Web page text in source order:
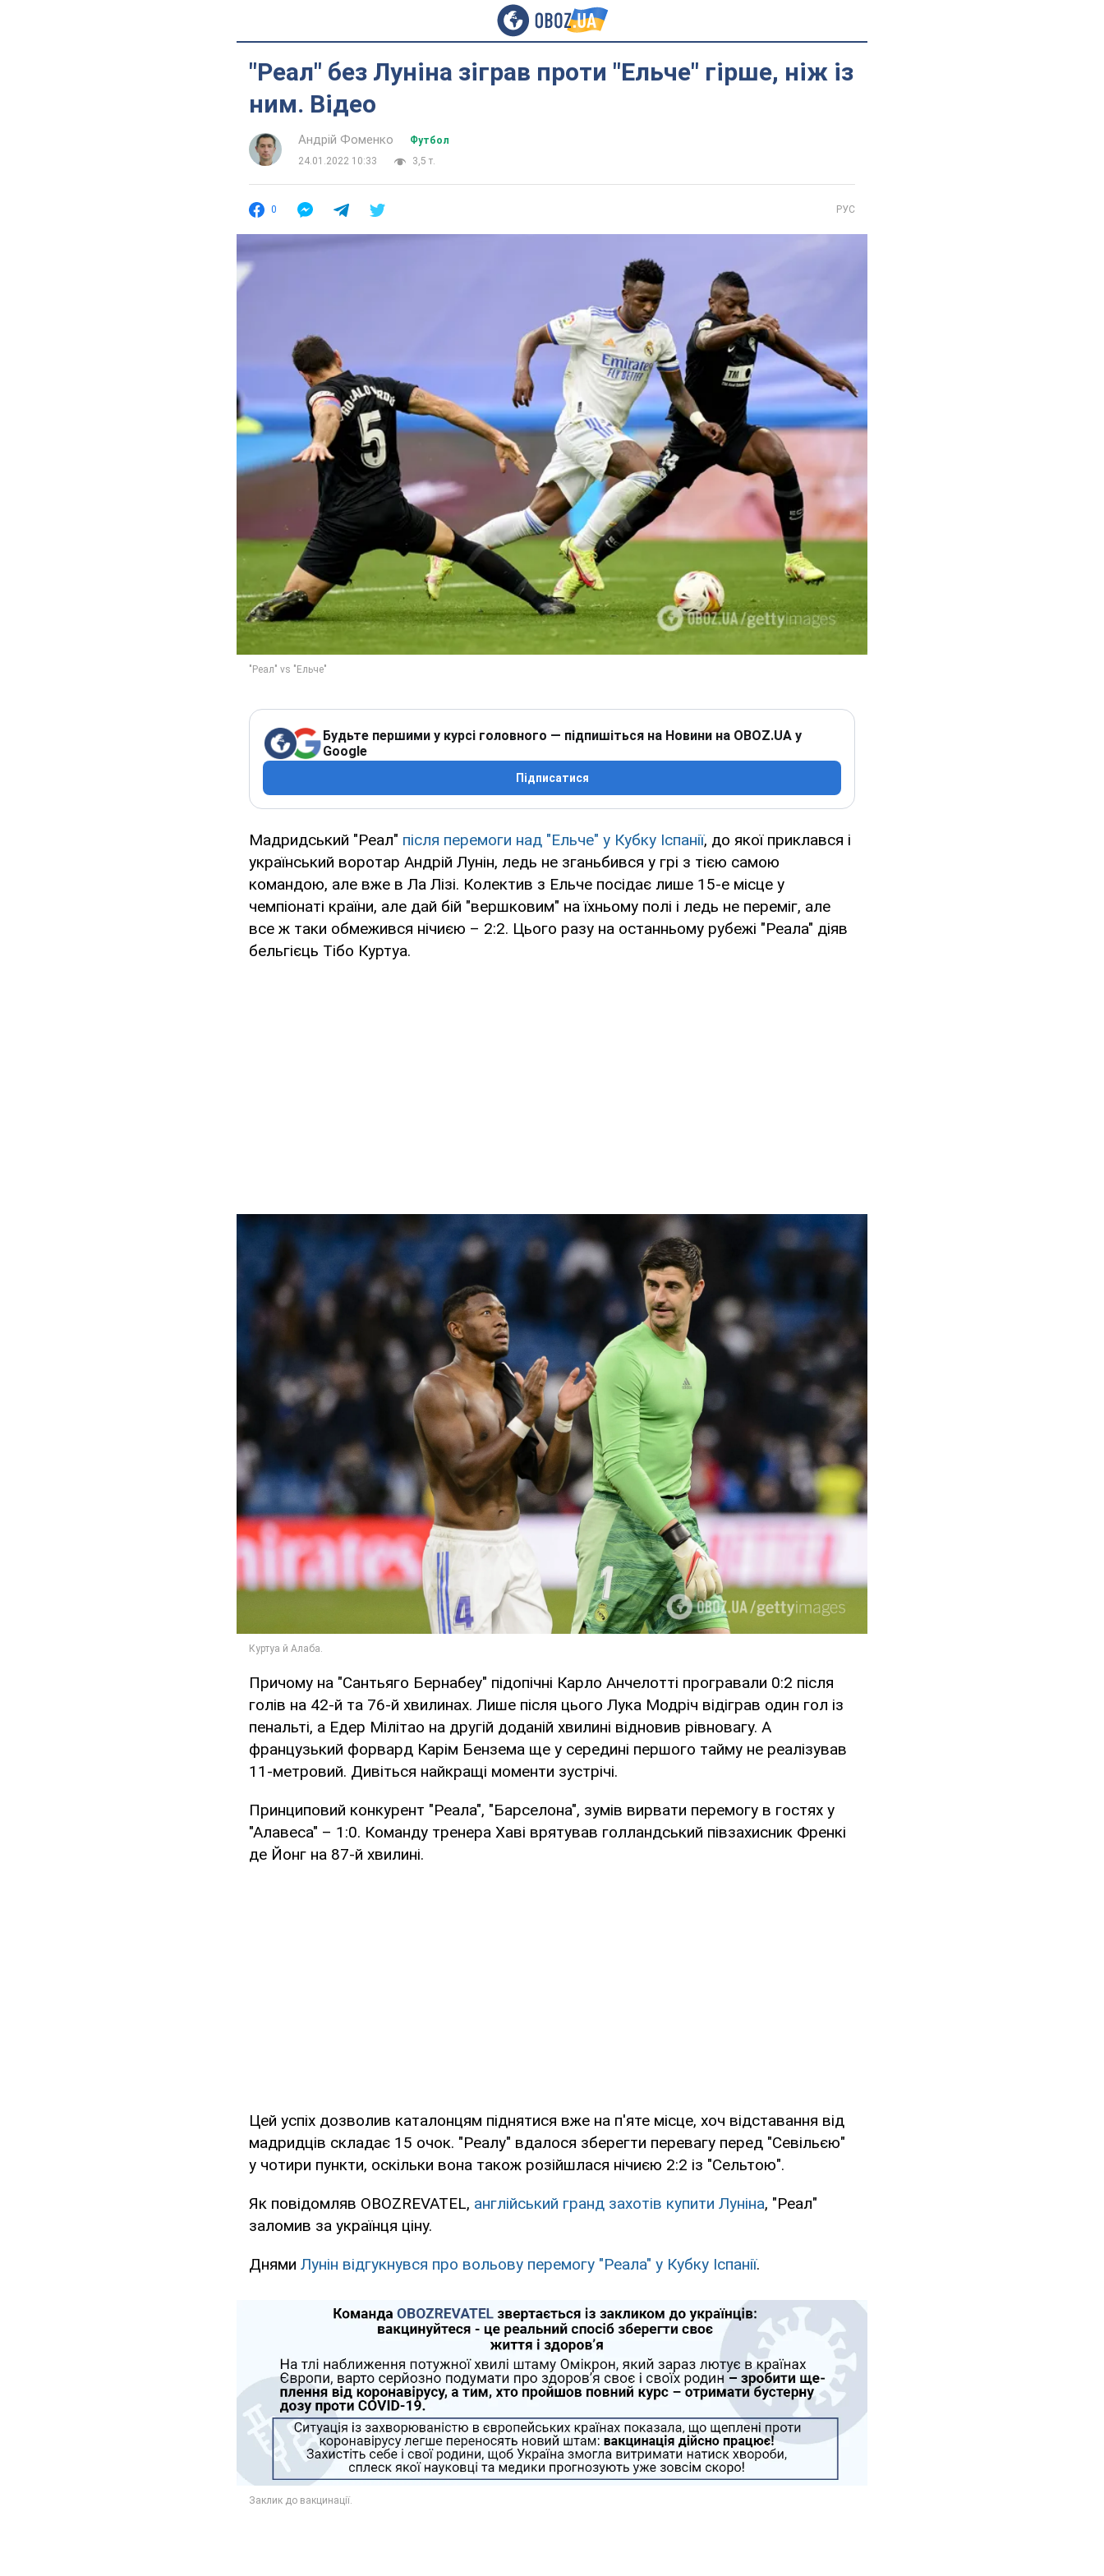
"Реал" без Луніна зіграв проти "Ельче" гірше, ніж із
ним. Відео
Андрій Фоменко
Футбол
24.01.2022 10:33
3,5 т.
0 РУС
Будьте першими у курсі головного — підпишіться на Новини на OBOZ.UA у
Google
Підписатися
Мадридський "Реал" після перемоги над "Ельче" у Кубку Іспанії, до якої приклався і
український воротар Андрій Лунін, ледь не зганьбився у грі з тією самою
командою, але вже в Ла Лізі. Колектив з Ельче посідає лише 15-е місце у
чемпіонаті країни, але дай бій "вершковим" на їхньому полі і ледь не переміг, але
все ж таки обмежився нічиєю – 2:2. Цього разу на останньому рубежі "Реала" діяв
бельгієць Тібо Куртуа.
Причому на "Сантьяго Бернабеу" підопічні Карло Анчелотті програвали 0:2 після
голів на 42-й та 76-й хвилинах. Лише після цього Лука Модріч відіграв один гол із
пенальті, а Едер Мілітао на другій доданій хвилині відновив рівновагу. А
французький форвард Карім Бензема ще у середині першого тайму не реалізував
11-метровий. Дивіться найкращі моменти зустрічі.
Принциповий конкурент "Реала", "Барселона", зумів вирвати перемогу в гостях у
"Алавеса" – 1:0. Команду тренера Хаві врятував голландський півзахисник Френкі
де Йонг на 87-й хвилині.
Цей успіх дозволив каталонцям піднятися вже на п'яте місце, хоч відставання від
мадридців складає 15 очок. "Реалу" вдалося зберегти перевагу перед "Севільєю"
у чотири пункти, оскільки вона також розійшлася нічиєю 2:2 із "Сельтою".
Як повідомляв OBOZREVATEL, англійський гранд захотів купити Луніна, "Реал"
заломив за українця ціну.
Днями Лунін відгукнувся про вольову перемогу "Реала" у Кубку Іспанії.